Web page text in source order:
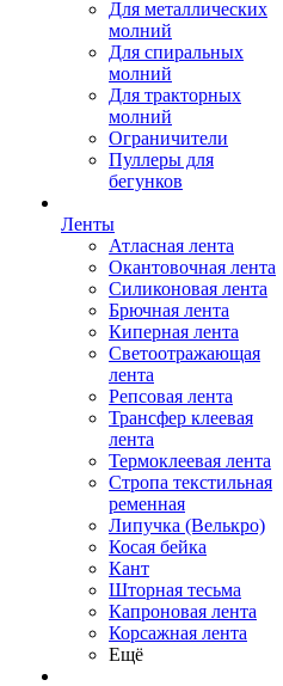
Для металлических
молний
Для спиральных
молний
Для тракторных
молний
Ограничители
Пуллеры для
бегунков
Ленты
Атласная лента
Окантовочная лента
Силиконовая лента
Брючная лента
Киперная лента
Светоотражающая
лента
Репсовая лента
Трансфер клеевая
лента
Термоклеевая лента
Стропа текстильная
ременная
Липучка (Велькро)
Косая бейка
Кант
Шторная тесьма
Капроновая лента
Корсажная лента
Ещё